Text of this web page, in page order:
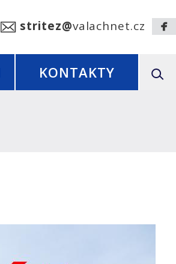
KONTAKTY
stritez@valachnet.cz